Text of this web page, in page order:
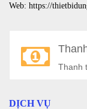
Web: https://
Thanh
DỊCH VỤ